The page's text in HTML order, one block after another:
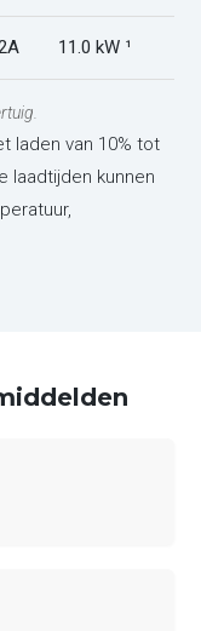
11.0 kW ¹
laden van 10% tot
laadtijden kunnen